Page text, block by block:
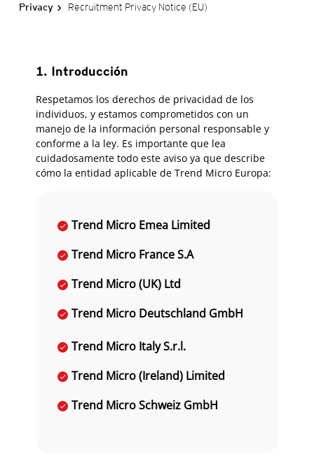
Privacy Recruitment Privacy Notice (EU)
1. Introducción
Respetamos los derechos de privacidad de los
individuos, y estamos comprometidos con un
manejo de la información personal responsable y
conforme a la ley. Es importante que lea
cuidadosamente todo este aviso ya que describe
cómo la entidad aplicable de Trend Micro Europa:
Trend Micro Emea Limited
Trend Micro France S.A
Trend Micro (UK) Ltd
Trend Micro Deutschland GmbH
Trend Micro Italy S.r.l.
Trend Micro (Ireland) Limited
Trend Micro Schweiz GmbH